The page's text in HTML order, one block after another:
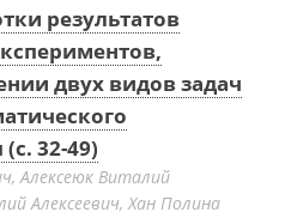
результатов
двух видов задач
32-49)
Алексеюк Виталий
Алексеевич, Хан Полина